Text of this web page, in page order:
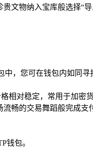
文物纳入宝库般选择“导
，您可在钱包内如同
相对稳定，常用于加密
畅的交易舞蹈般完成
钱包。